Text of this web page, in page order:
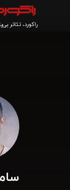
راکورد، تئاتر